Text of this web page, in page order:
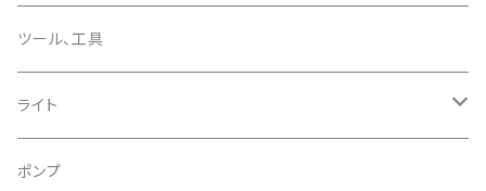
CHROME/クローム
CONTINENTAL/コンチネンタル
CRANE/クレーン
シーラント
サドルバッグ
サコッシュ
バックパック
ツール、工具
ライト
フロントライト
ポンプ